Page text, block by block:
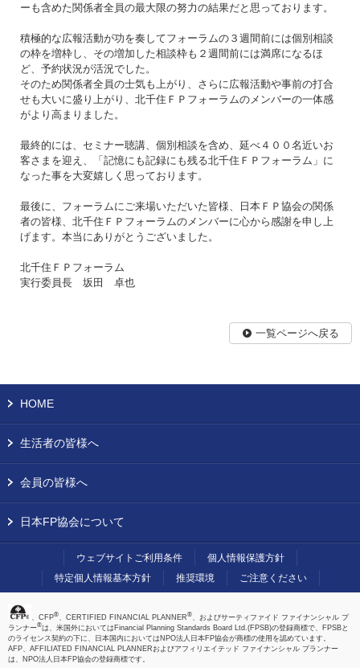
ーも含めた関係者全員の最大限の努力の結果だと思っております。
積極的な広報活動が功を奏してフォーラムの３週間前には個別相談
の枠を増枠し、その増加した相談枠も２週間前には満席になるほ
ど、予約状況が活況でした。
そのため関係者全員の士気も上がり、さらに広報活動や事前の打合
せも大いに盛り上がり、北千住ＦＰフォーラムのメンバーの一体感
がより高まりました。
最終的には、セミナー聴講、個別相談を含め、延べ４００名近いお
客さまを迎え、「記憶にも記録にも残る北千住ＦＰフォーラム」に
なった事を大変嬉しく思っております。
最後に、フォーラムにご来場いただいた皆様、日本ＦＰ協会の関係
者の皆様、北千住ＦＰフォーラムのメンバーに心から感謝を申し上
げます。本当にありがとうございました。
北千住ＦＰフォーラム
実行委員長 坂田 卓也
一覧ページへ戻る
HOME
生活者の皆様へ
会員の皆様へ
日本FP協会について
ウェブサイトご利用条件
個人情報保護方針
特定個人情報基本方針
推奨環境 ご注意ください
、CFP® 、CERTIFIED FINANCIAL PLANNER® 、およびサーティファイド ファイナンシャル プ
ランナー®は、米国外においてはFinancial Planning Standards Board Ltd.(FPSB)の登録商標で、FPSBと
のライセンス契約の下に、日本国内においてはNPO法人日本FP協会が商標の使用を認めています。
AFP、AFFILIATED FINANCIAL PLANNERおよびアフィリエイテッド ファイナンシャル プランナー
は、NPO法人日本FP協会の登録商標です。